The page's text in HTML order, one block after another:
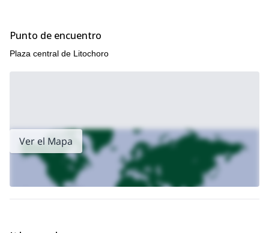
Punto de encuentro
Plaza central de Litochoro
Ver el Mapa